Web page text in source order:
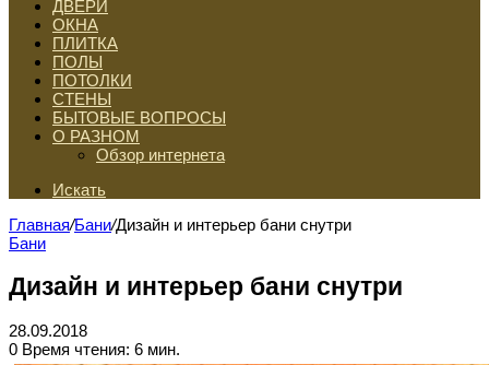
ДВЕРИ
ОКНА
ПЛИТКА
ПОЛЫ
ПОТОЛКИ
СТЕНЫ
БЫТОВЫЕ ВОПРОСЫ
О РАЗНОМ
Обзор интернета
Искать
Главная/Бани/Дизайн и интерьер бани снутри
Бани
Дизайн и интерьер бани снутри
28.09.2018
0 Время чтения: 6 мин.